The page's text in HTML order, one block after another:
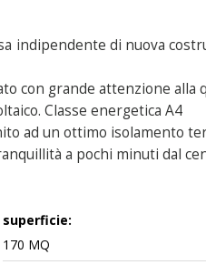
indipendente di nuova
con grande attenzione
Classe energetica A4
ad un ottimo isolamento
a pochi minuti dal
superficie:
170 MQ